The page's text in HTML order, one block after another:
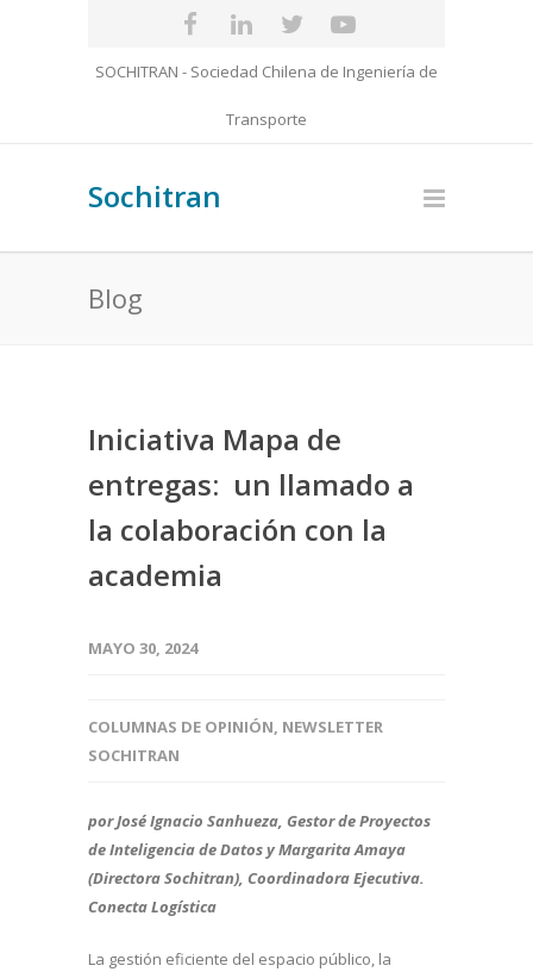
SOCHITRAN - Sociedad Chilena de Ingeniería de
Transporte
Sochitran
Blog
Iniciativa Mapa de
entregas: un llamado a
la colaboración con la
academia
MAYO 30, 2024
COLUMNAS DE OPINIÓN, NEWSLETTER
SOCHITRAN
por José Ignacio Sanhueza, Gestor de Proyectos
de Inteligencia de Datos y Margarita Amaya
(Directora Sochitran), Coordinadora Ejecutiva.
Conecta Logística
La gestión eficiente del espacio público, la